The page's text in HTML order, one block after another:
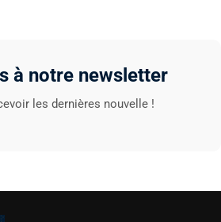
à notre newsletter
les dernières nouvelle !